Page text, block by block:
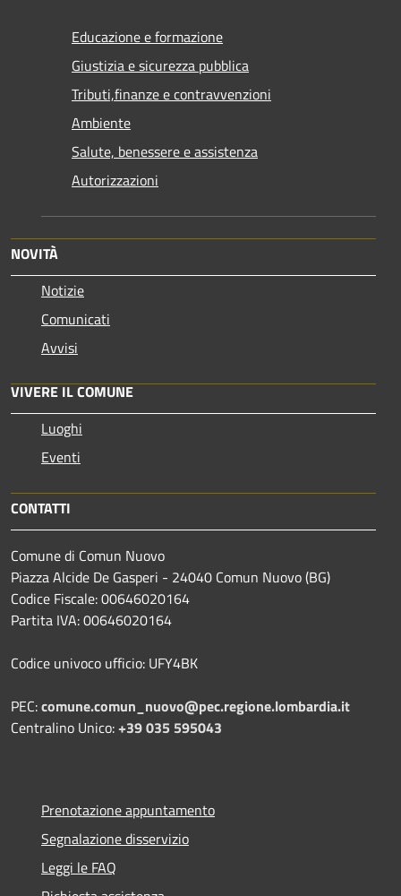
Educazione e formazione
Giustizia e sicurezza pubblica
Tributi,finanze e contravvenzioni
Ambiente
Salute, benessere e assistenza
Autorizzazioni
NOVITÀ
Notizie
Comunicati
Avvisi
VIVERE IL COMUNE
Luoghi
Eventi
CONTATTI
Comune di Comun Nuovo
Piazza Alcide De Gasperi - 24040 Comun Nuovo (BG)
Codice Fiscale: 00646020164
Partita IVA: 00646020164
Codice univoco ufficio: UFY4BK
PEC:comune.comun_nuovo@pec.regione.lombardia.it
Centralino Unico:+39 035 595043
Prenotazione appuntamento
Segnalazione disservizio
Leggi le FAQ